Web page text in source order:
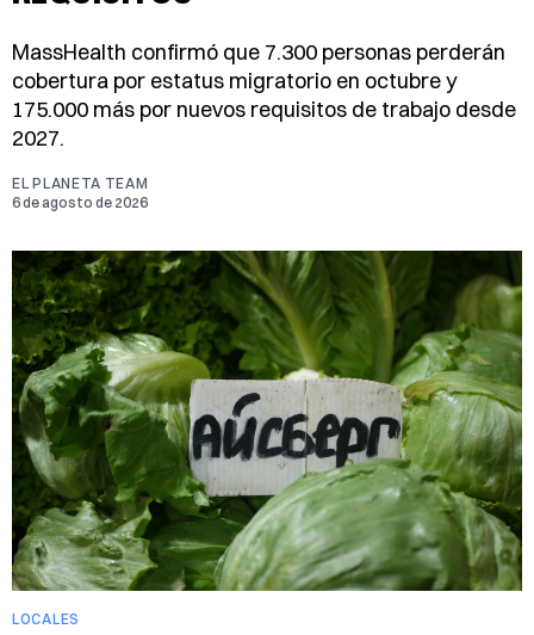
MassHealth confirmó que 7.300 personas perderán
cobertura por estatus migratorio en octubre y
175.000 más por nuevos requisitos de trabajo desde
2027.
EL PLANETA TEAM
6 de agosto de 2026
LOCALES